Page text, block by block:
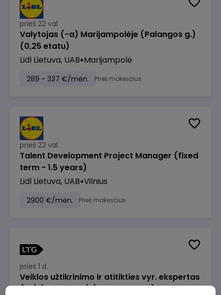
prieš 22 val.
Valytojas (-a) Marijampolėje (Palangos g.)
(0,25 etatu)
Lidl Lietuva, UAB Marijampolė
289 - 337 €/mėn. Prieš mokesčius
prieš 22 val.
Talent Development Project Manager (fixed
term - 1.5 years)
Lidl Lietuva, UAB Vilnius
2900 €/mėn. Prieš mokesčius
prieš 1 d.
Veiklos užtikrinimo ir atitikties vyr. ekspertas
(-ė) (Radviliškis) (Radviliškis, LT)